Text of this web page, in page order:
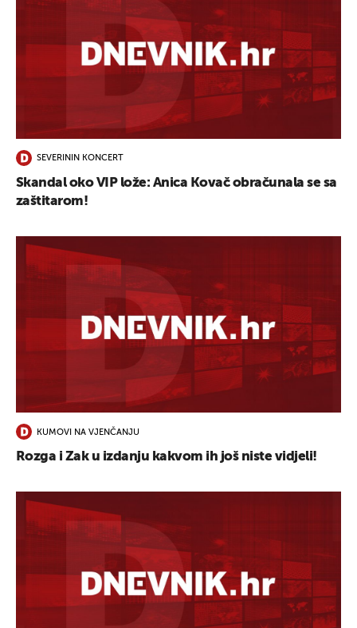
SEVERININ KONCERT
Skandal oko VIP lože: Anica Kovač obračunala se sa
zaštitarom!
KUMOVI NA VJENČANJU
Rozga i Zak u izdanju kakvom ih još niste vidjeli!
UKLJUČITE NOTIFIKACIJE